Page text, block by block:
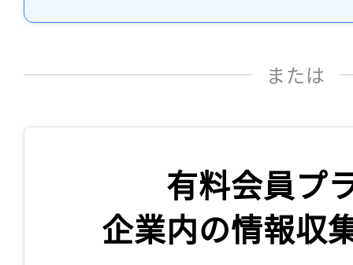
または
有料会員プ
企業内の情報収